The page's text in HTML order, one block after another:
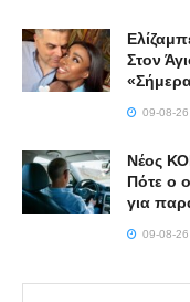
Στον
09-08-
Νέος
Πότε ο
για
09-08-